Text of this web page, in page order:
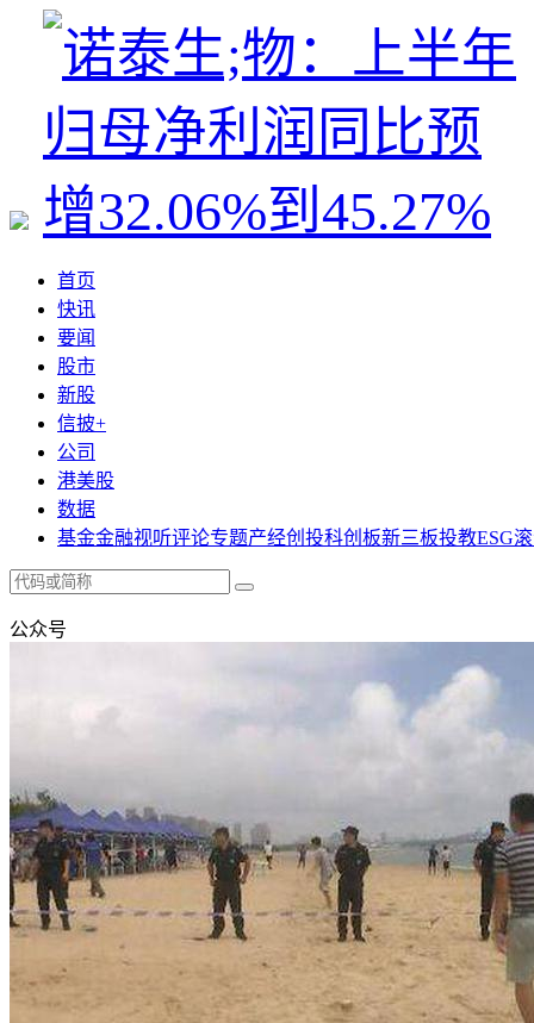
首页
快讯
要闻
股市
新股
信披+
公司
港美股
数据
基金金融视听评论专题产经创投科创板新三板投教ESG
公众号